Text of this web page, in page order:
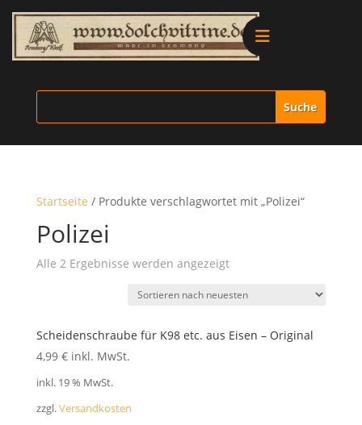
Vitrinen
Literatur
Merchandise
FAQ
Startseite / Produkte verschlagwortet mit „Polizei“
Polizei
Alle 2 Ergebnisse werden angezeigtNach
sortiert
Scheidenschraube für K98 etc. aus Eisen – Original
4,99 € inkl. MwSt.
inkl. 19 % MwSt.
zzgl.Versandkosten